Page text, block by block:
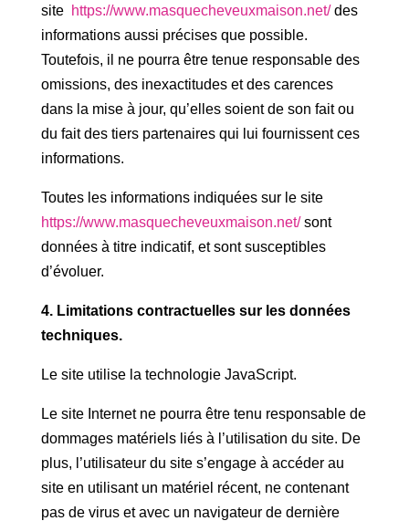
site https://www.masquecheveuxmaison.net/des
informations aussi précises que possible.
Toutefois, il ne pourra être tenue responsable des
omissions, des inexactitudes et des carences
dans la mise à jour, qu’elles soient de son fait ou
du fait des tiers partenaires qui lui fournissent ces
informations.
Toutes les informations indiquées sur le site
https://www.masquecheveuxmaison.net/sont
données à titre indicatif, et sont susceptibles
d’évoluer.
4. Limitations contractuelles sur les données
techniques.
Le site utilise la technologie JavaScript.
Le site Internet ne pourra être tenu responsable de
dommages matériels liés à l’utilisation du site. De
plus, l’utilisateur du site s’engage à accéder au
site en utilisant un matériel récent, ne contenant
pas de virus et avec un navigateur de dernière